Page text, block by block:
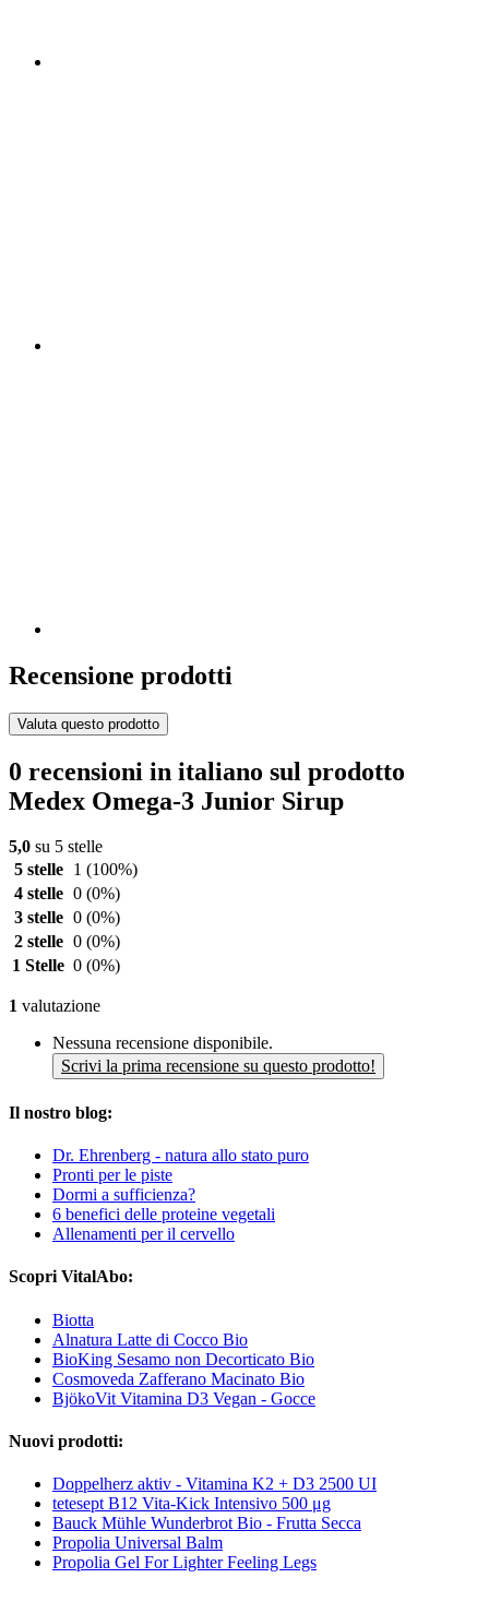
Recensione prodotti
Valuta questo prodotto
0 recensioni in italiano sul prodotto
Medex Omega-3 Junior Sirup
5,0 su 5 stelle
5 stelle
1 (100%)
4 stelle 0 (0%)
3 stelle 0 (0%)
2 stelle 0 (0%)
1 Stelle 0 (0%)
1 valutazione
Nessuna recensione disponibile.
Scrivi la prima recensione su questo prodotto!
Il nostro blog:
Dr. Ehrenberg - natura allo stato puro
Pronti per le piste
Dormi a sufficienza?
6 benefici delle proteine vegetali
Allenamenti per il cervello
Scopri VitalAbo:
Biotta
Alnatura Latte di Cocco Bio
BioKing Sesamo non Decorticato Bio
Cosmoveda Zafferano Macinato Bio
BjökoVit Vitamina D3 Vegan - Gocce
Nuovi prodotti:
Doppelherz aktiv - Vitamina K2 + D3 2500 UI
tetesept B12 Vita-Kick Intensivo 500 μg
Bauck Mühle Wunderbrot Bio - Frutta Secca
Propolia Universal Balm
Propolia Gel For Lighter Feeling Legs